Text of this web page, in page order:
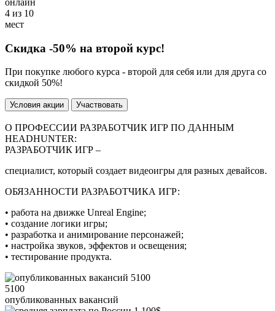
онлайн
4 из 10
мест
Скидка -50% на второй курс!
При покупке любого курса - второй для себя или для друга со
скидкой 50%!
Условия акции Участвовать
О ПРОФЕССИИ РАЗРАБОТЧИК ИГР ПО ДАННЫМ
HEADHUNTER:
РАЗРАБОТЧИК ИГР –
специалист, который создает видеоигры для разных девайсов.
ОБЯЗАННОСТИ РАЗРАБОТЧИКА ИГР:
• работа на движке Unreal Engine;
• создание логики игры;
• разработка и анимирование персонажей;
• настройка звуков, эффектов и освещения;
• тестирование продукта.
5100
опубликованных вакансий